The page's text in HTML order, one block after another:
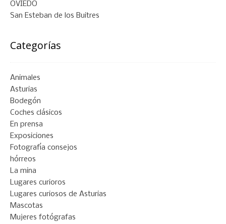
OVIEDO
San Esteban de los Buitres
Categorías
Animales
Asturias
Bodegón
Coches clásicos
En prensa
Exposiciones
Fotografía consejos
hórreos
La mina
Lugares curioros
Lugares curiosos de Asturias
Mascotas
Mujeres fotógrafas